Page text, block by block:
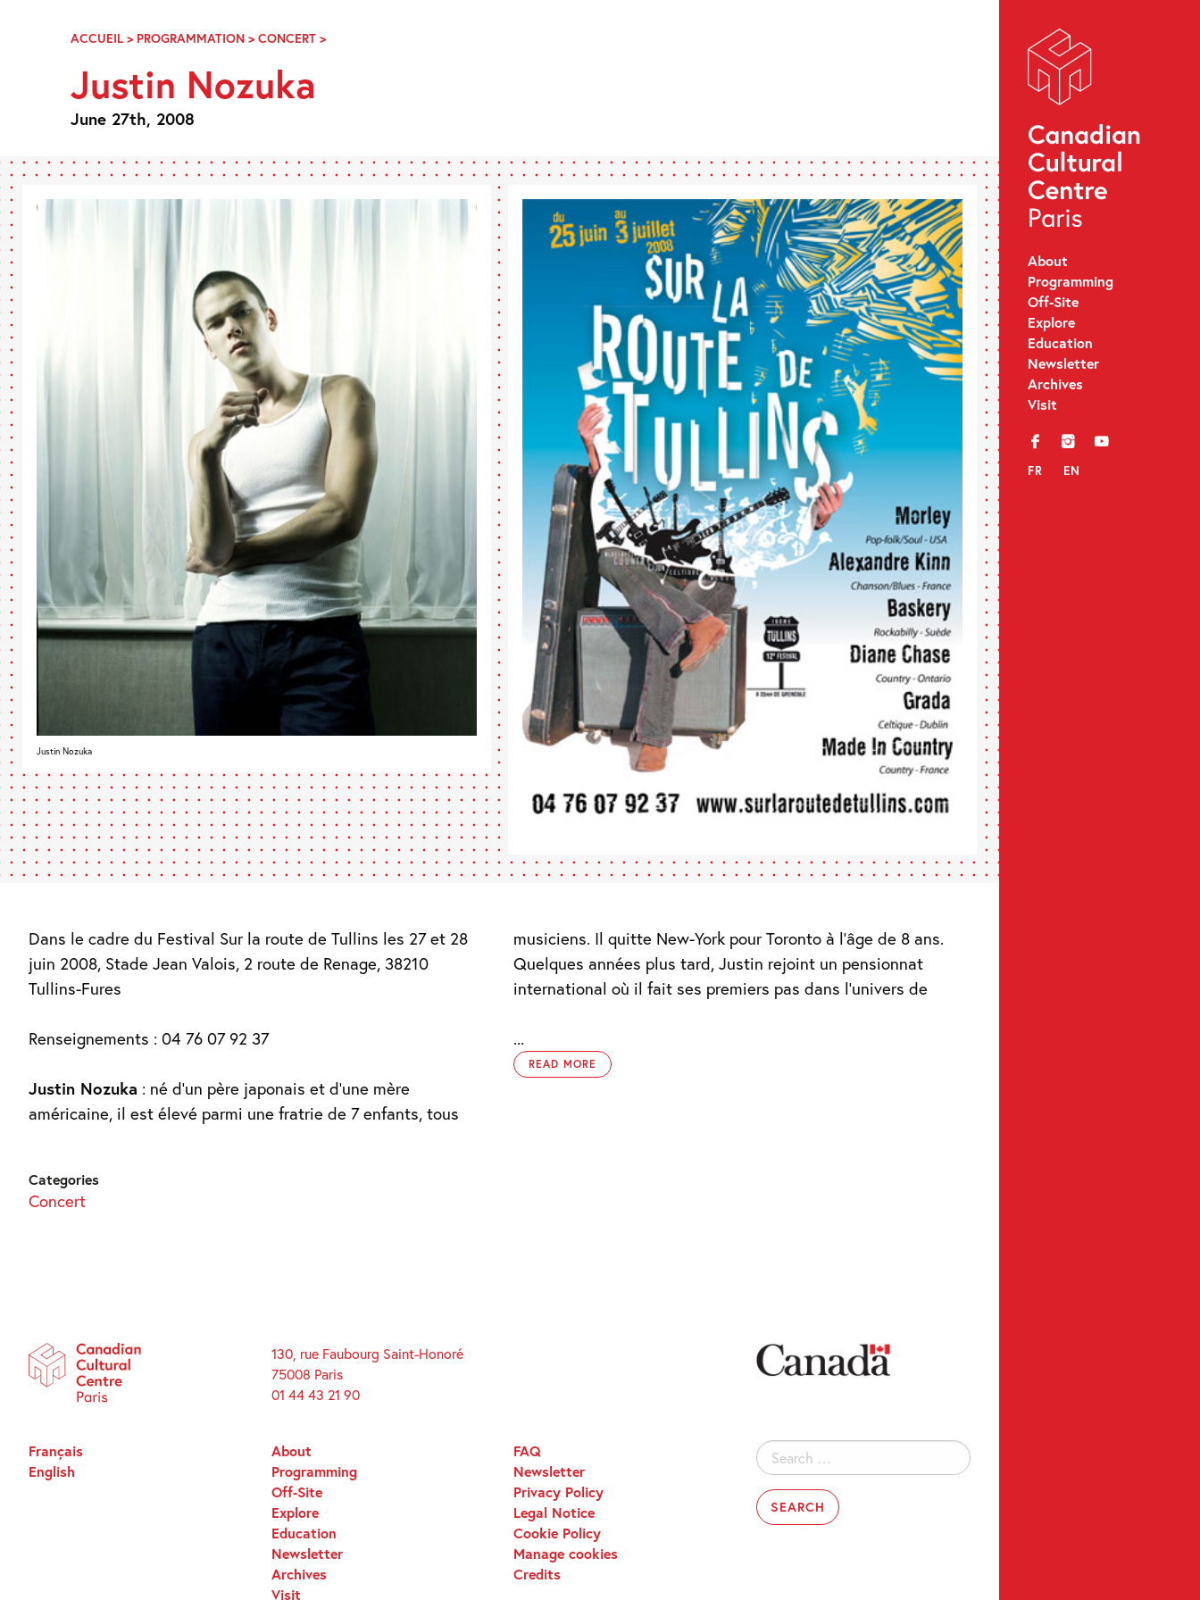
Navigation
About
Programming
Off-Site
Explore
Education
Newsletter
Archives
Visit
f i y
FR EN
ACCUEIL > PROGRAMMATION >CONCERT >JUSTIN
Justin Nozuka
June 27th, 2008
Justin Nozuka
Dans le cadre du Festival Sur la route de Tullins les 27 et 28
juin 2008, Stade Jean Valois, 2 route de Renage, 38210
Tullins-Fures
Renseignements : 04 76 07 92 37
Justin Nozuka : né d’un père japonais et d’une mère
américaine, il est élevé parmi une fratrie de 7 enfants, tous
musiciens. Il quitte New-York pour Toronto à l’âge de 8 ans.
Quelques années plus tard, Justin rejoint un pensionnat
international où il fait ses premiers pas dans l’univers de
...
READ MORE
Categories
Concert
130, rue Faubourg Saint-Honoré
75008 Paris
01 44 43 21 90
Search
for:
About
Programming
Off-Site
Explore
Education
Newsletter
Archives
Visit
FAQ
Newsletter
Privacy Policy
Legal Notice
Cookie Policy
Manage cookies
Credits
Français
English